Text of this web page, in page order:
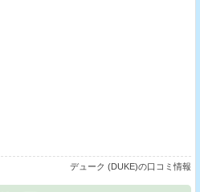
デューク (DUKE)の口コミ情報